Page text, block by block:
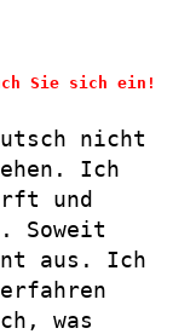
Sie sich ein!
nicht
Ich
und
Soweit
aus. Ich
was